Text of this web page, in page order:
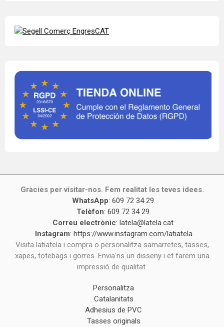
Gràcies per visitar-nos. Fem realitat les teves idees.
WhatsApp: 609 72 34 29.
Telèfon: 609 72 34 29.
Correu electrònic: latela@latela.cat.
Instagram: https://www.instagram.com/latiatela
Visita latiatela i compra o personalitza samarretes, tasses,
xapes, totebags i gorres. Envia'ns un disseny i et farem una
impressió de qualitat.
Personalitza
Catalanitats
Adhesius de PVC
Tasses originals